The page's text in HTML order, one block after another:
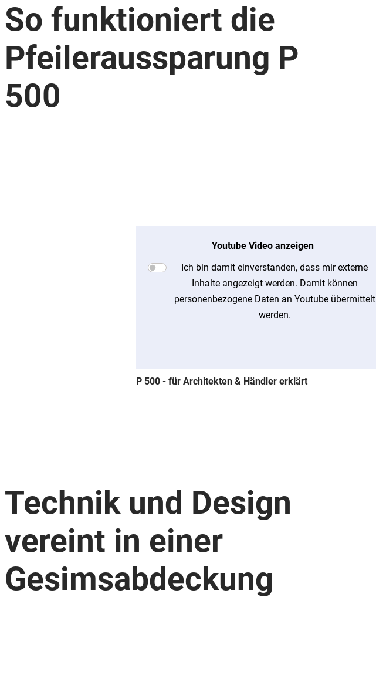
So funktioniert die
Pfeileraussparung P
500
Youtube Video anzeigen
Ich bin damit einverstanden, dass mir externe
Inhalte angezeigt werden. Damit können
personenbezogene Daten an Youtube übermittelt
werden.
P 500 - für Architekten & Händler erklärt
Technik und Design
vereint in einer
Gesimsabdeckung